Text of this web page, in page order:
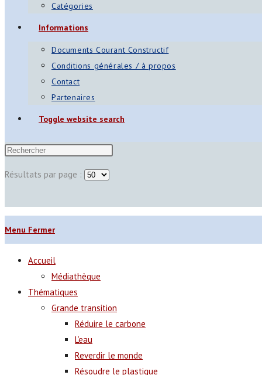
Catégories
Informations
Documents Courant Constructif
Conditions générales / à propos
Contact
Partenaires
Toggle website search
Résultats par page :
Menu Fermer
Accueil
Médiathèque
Thématiques
Grande transition
Réduire le carbone
L’eau
Reverdir le monde
Résoudre le plastique